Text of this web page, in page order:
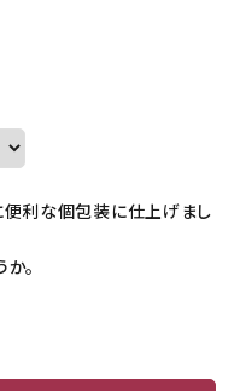
便利な個包装に仕上げまし
。